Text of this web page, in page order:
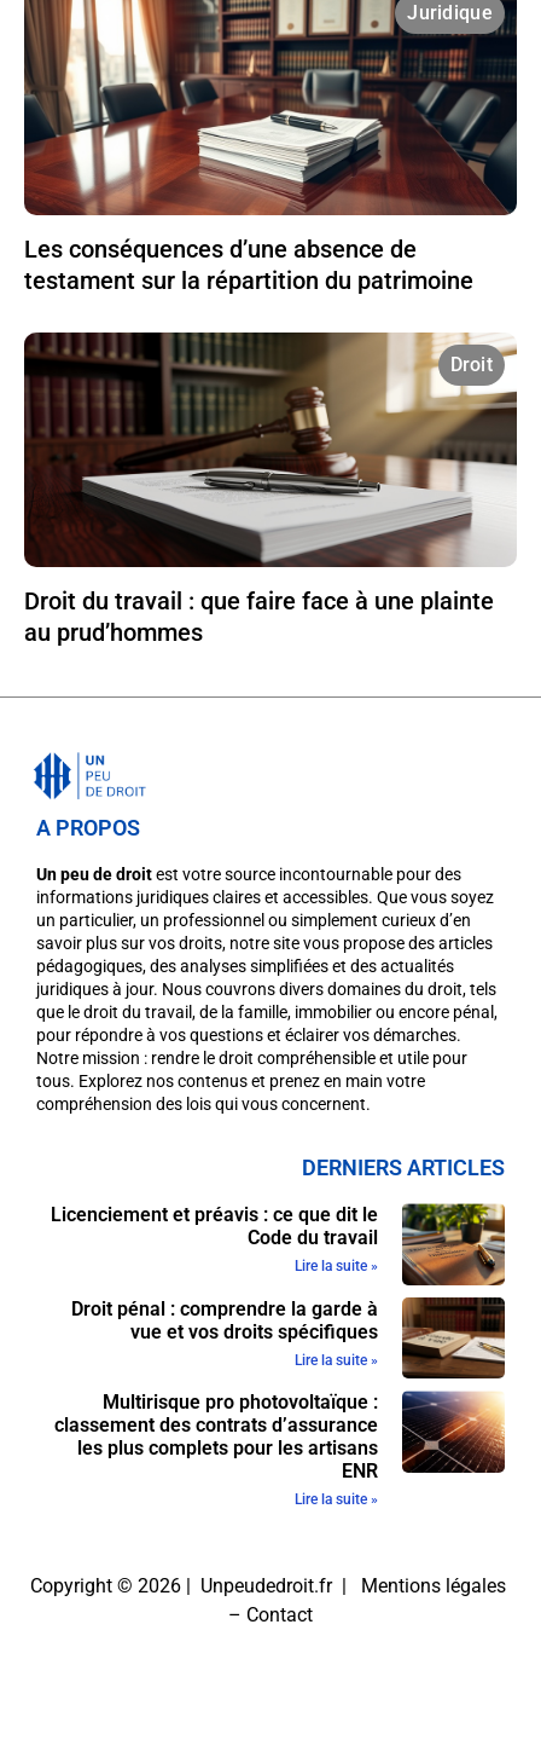
Juridique
Les conséquences d’une absence de
testament sur la répartition du patrimoine
Droit
Droit du travail : que faire face à une plainte
au prud’hommes
A PROPOS
Un peu de droitest votre source incontournable pour des
informations juridiques claires et accessibles. Que vous soyez
un particulier, un professionnel ou simplement curieux d’en
savoir plus sur vos droits, notre site vous propose des articles
pédagogiques, des analyses simplifiées et des actualités
juridiques à jour. Nous couvrons divers domaines du droit, tels
que le droit du travail, de la famille, immobilier ou encore pénal,
pour répondre à vos questions et éclairer vos démarches.
Notre mission : rendre le droit compréhensible et utile pour
tous. Explorez nos contenus et prenez en main votre
compréhension des lois qui vous concernent.
DERNIERS ARTICLES
Licenciement et préavis : ce que dit le
Code du travail
Lire la suite »
Droit pénal : comprendre la garde à
vue et vos droits spécifiques
Lire la suite »
Multirisque pro photovoltaïque :
classement des contrats d’assurance
les plus complets pour les artisans
ENR
Lire la suite »
Copyright © 2026 | Unpeudedroit.fr |
Mentions légales
– Contact